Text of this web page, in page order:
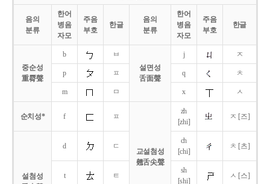
음의
분류
한어
병음
자모
주음
부호
한글
음의
분류
한어
병음
자모
주음
부호
한글
중순성
重脣聲
b
ㅂ
설면성
舌面聲
j ㅈ
p ㅍ q ㅊ
m ㅁ x ㅅ
순치성* f ㅍ
교설첨성
翹舌尖聲
zh
[zhi]
ㅈ [즈]
설첨성
d ㄷ
ch
[chi]
ㅊ [츠]
t ㅌ
sh
[shi]
ㅅ [스]